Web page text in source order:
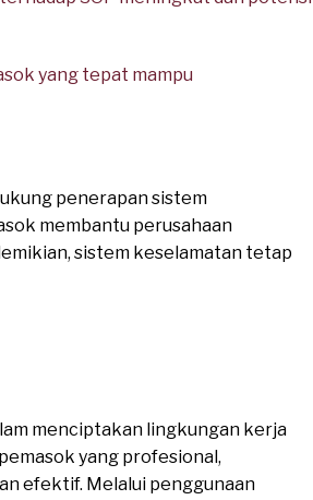
yang tepat mampu
penerapan sistem
membantu perusahaan
sistem keselamatan tetap
menciptakan lingkungan kerja
yang profesional,
efektif. Melalui penggunaan